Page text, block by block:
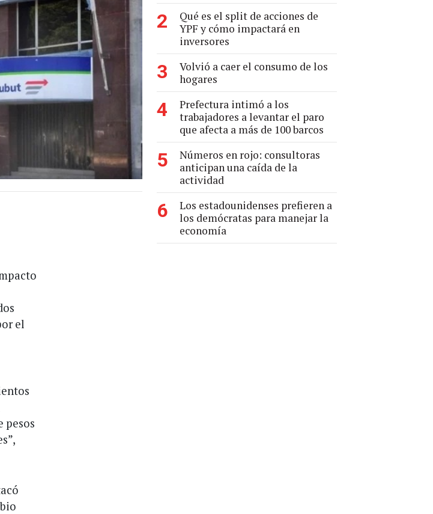
el
pesos
2
Qué es el split de acciones de
YPF y cómo impactará en
inversores
3
Volvió a caer el consumo de los
hogares
4
Prefectura intimó a los
trabajadores a levantar el paro
que afecta a más de 100 barcos
5
Números en rojo: consultoras
anticipan una caída de la
actividad
6
Los estadounidenses prefieren a
los demócratas para manejar la
economía